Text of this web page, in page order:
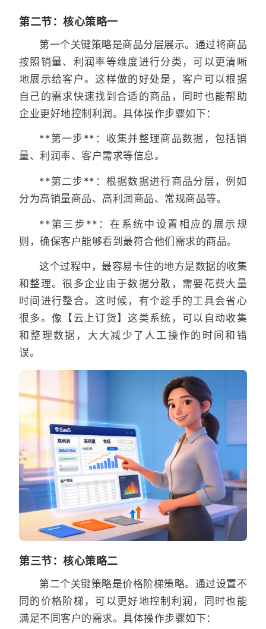
第二节：核心策略一
第一个关键策略是商品分层展示。通过将商品
按照销量、利润率等维度进行分类，可以更清晰
地展示给客户。这样做的好处是，客户可以根据
自己的需求快速找到合适的商品，同时也能帮助
企业更好地控制利润。具体操作步骤如下：
**第一步**：收集并整理商品数据，包括销
量、利润率、客户需求等信息。
**第二步**：根据数据进行商品分层，例如
分为高销量商品、高利润商品、常规商品等。
**第三步**：在系统中设置相应的展示规
则，确保客户能够看到最符合他们需求的商品。
这个过程中，最容易卡住的地方是数据的收集
和整理。很多企业由于数据分散，需要花费大量
时间进行整合。这时候，有个趁手的工具会省心
很多。像【云上订货】这类系统，可以自动收集
和整理数据，大大减少了人工操作的时间和错
误。
第三节：核心策略二
第二个关键策略是价格阶梯策略。通过设置不
同的价格阶梯，可以更好地控制利润，同时也能
满足不同客户的需求。具体操作步骤如下：